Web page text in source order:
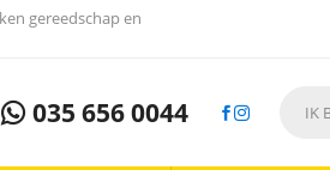
gereedschap en
035 656 0044